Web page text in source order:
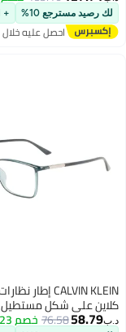
10%
+ 1
عليه خلال13
CALVIN KLEIN إطار نظارات كالفن
مستطيل
خصم 23%